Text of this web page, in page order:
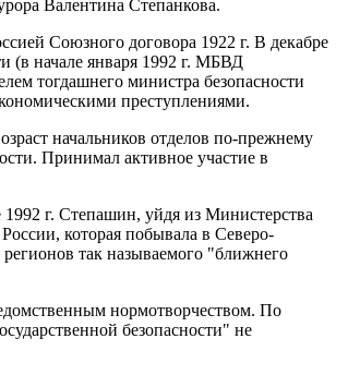
Валентина Степанкова.
Союзного договора 1922 г. В декабре
(в начале января 1992 г. МБВД
тогдашнего министра безопасности
преступлениями.
начальников отделов по-прежнему
Принимал активное участие в
1992 г. Степашин, уйдя из Министерства
которая побывала в Северо-
так называемого "ближнего
нормотворчеством. По
безопасности" не